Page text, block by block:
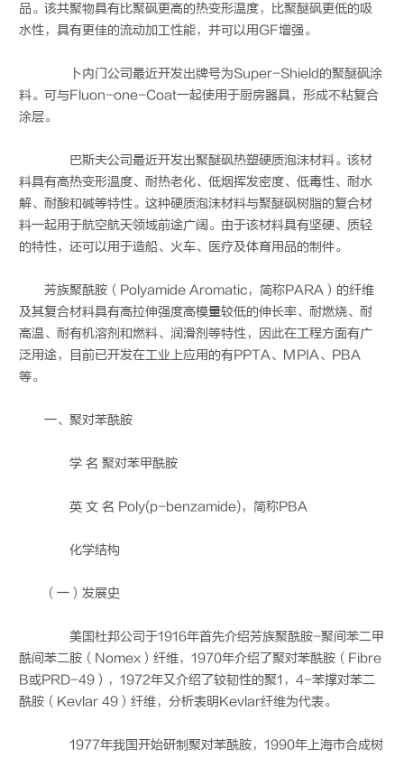
品。该共聚物具有比聚砜更高的热变形温度，比聚醚砜更低的吸
水性，具有更佳的流动加工性能，并可以用GF增强。
卜内门公司最近开发出牌号为Super-Shield的聚醚砜涂
料。可与Fluon-one-Coat一起使用于厨房器具，形成不粘复合
涂层。
巴斯夫公司最近开发出聚醚砜热塑硬质泡沫材料。该材
料具有高热变形温度、耐热老化、低烟挥发密度、低毒性、耐水
解、耐酸和碱等特性。这种硬质泡沫材料与聚醚砜树脂的复合材
料一起用于航空航天领域前途广阔。由于该材料具有坚硬、质轻
的特性，还可以用于造船、火车、医疗及体育用品的制件。
芳族聚酰胺（Polyamide Aromatic，简称PARA）的纤维
及其复合材料具有高拉伸强度高模量较低的伸长率、耐燃烧、耐
高温、耐有机溶剂和燃料、润滑剂等特性，因此在工程方面有广
泛用途，目前已开发在工业上应用的有PPTA、MPIA、PBA
等。
一、聚对苯酰胺
学 名 聚对苯甲酰胺
英 文 名 Poly(p-benzamide)，简称PBA
化学结构
（一）发展史
美国杜邦公司于1916年首先介绍芳族聚酰胺-聚间苯二甲
酰间苯二胺（Nomex）纤维，1970年介绍了聚对苯酰胺（Fibre
B或PRD-49），1972年又介绍了较韧性的聚1，4-苯撑对苯二
酰胺（Kevlar 49）纤维，分析表明Kevlar纤维为代表。
1977年我国开始研制聚对苯酰胺，1990年上海市合成树